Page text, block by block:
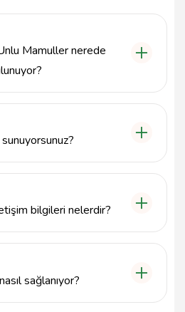
Mamuller nerede
bilgileri nelerdir?
sağlanıyor?